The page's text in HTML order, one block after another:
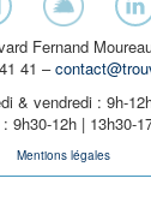
Fernand
41 –
& vendredi : 9h-
9h30-12h | 13h30-
Mentions légales